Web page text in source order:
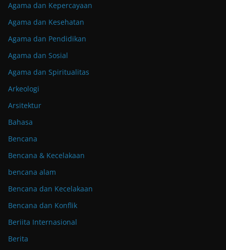
Agama dan Kepercayaan
Agama dan Kesehatan
Agama dan Pendidikan
Agama dan Sosial
Agama dan Spiritualitas
Arkeologi
Arsitektur
Bahasa
Bencana
Bencana & Kecelakaan
bencana alam
Bencana dan Kecelakaan
Bencana dan Konflik
Beriita Internasional
Berita